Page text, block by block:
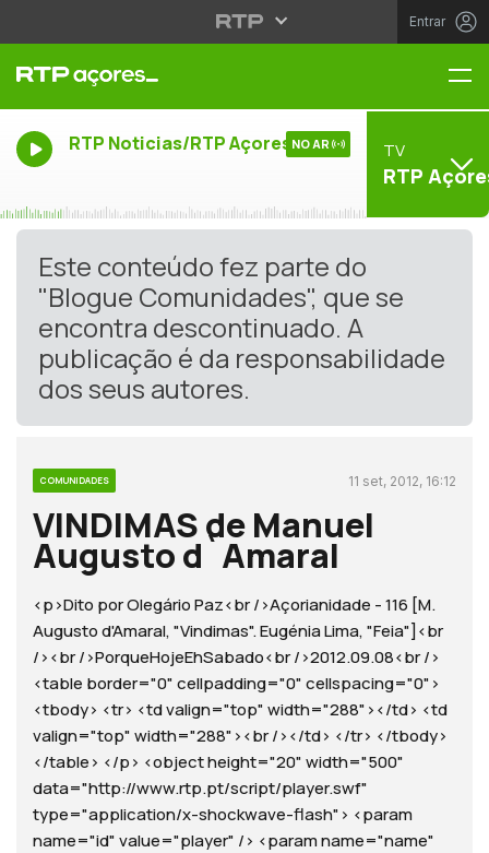
Entrar
RTP Noticias/RTP Açores NO AR TV
RTP
Este conteúdo fez parte do
"Blogue Comunidades", que se
encontra descontinuado. A
publicação é da responsabilidade
dos seus autores.
COMUNIDADES 11 set, 2012, 16:12
VINDIMAS de Manuel
Augusto d`Amaral
<p>Dito por Olegário Paz<br />Açorianidade - 116 [M.
Augusto d'Amaral, "Vindimas". Eugénia Lima, "Feia"]<br
/><br />PorqueHojeEhSabado<br />2012.09.08<br />
<table border="0" cellpadding="0" cellspacing="0">
<tbody> <tr> <td valign="top" width="288"></td> <td
valign="top" width="288"><br /></td> </tr> </tbody>
</table> </p> <object height="20" width="500"
data="http://www.rtp.pt/script/player.swf"
type="application/x-shockwave-flash"> <param
name="id" value="player" /> <param name="name"